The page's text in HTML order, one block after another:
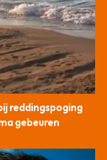
reddingspoging
gebeuren